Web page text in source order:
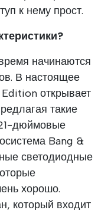
к нему прост.
начинаются
В настоящее
открывает
такие
дюймовые
Bang &
светодиодные
хорошо.
который входит